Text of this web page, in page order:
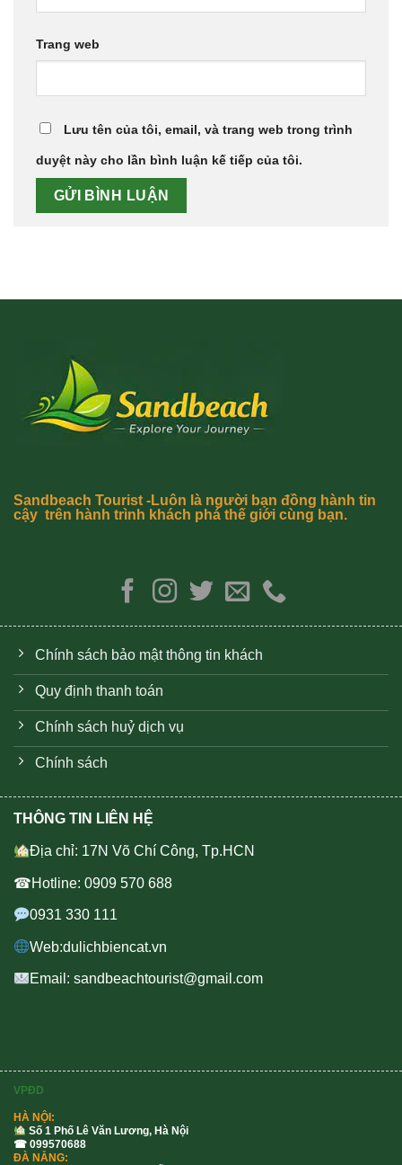
Trang web
Lưu tên của tôi, email, và trang web trong trình
duyệt này cho lần bình luận kế tiếp của tôi.
Sandbeach Tourist -Luôn là người bạn đồng hành tin
cậy trên hành trình khách phá thế giới cùng bạn.
Chính sách bảo mật thông tin khách
Quy định thanh toán
Chính sách huỷ dịch vụ
Chính sách
THÔNG TIN LIÊN HỆ
Địa chỉ: 17N Võ Chí Công, Tp.HCN
☎Hotline: 0909 570 688
0931 330 111
Web:dulichbiencat.vn
Email: sandbeachtourist@gmail.com
VPĐD
HÀ NỘI:
Số 1 Phố Lê Văn Lương, Hà Nội
☎ 099570688
ĐÀ NẴNG: